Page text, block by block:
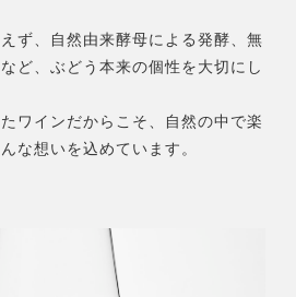
ず、自然由来酵母による発酵、無
ど、ぶどう本来の個性を大切にし
ワインだからこそ、自然の中で楽
な想いを込めています。